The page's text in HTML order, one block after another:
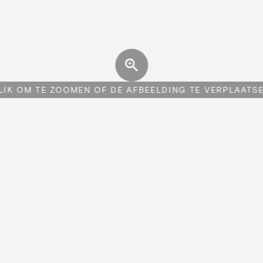
OM TE ZOOMEN OF DE AFBEELDING TE